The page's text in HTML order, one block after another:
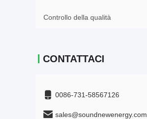
Controllo della qualità
CONTATTACI
0086-731-58567126
sales@soundnewenergy.com